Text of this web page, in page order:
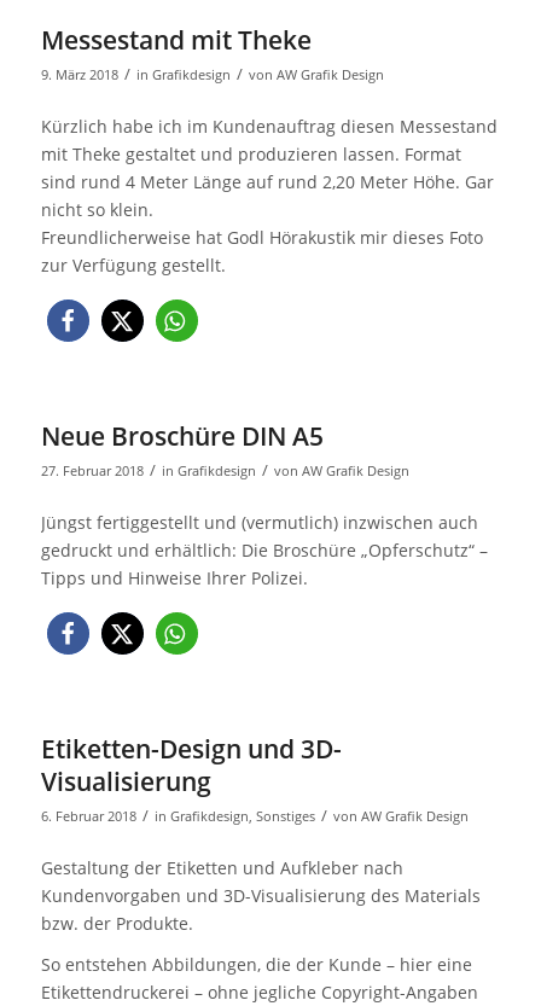
Messestand mit Theke
9. März 2018 / in Grafikdesign / von AW Grafik Design
Kürzlich habe ich im Kundenauftrag diesen Messestand
mit Theke gestaltet und produzieren lassen. Format
sind rund 4 Meter Länge auf rund 2,20 Meter Höhe. Gar
nicht so klein.
Freundlicherweise hat Godl Hörakustik mir dieses Foto
zur Verfügung gestellt.
Neue Broschüre DIN A5
27. Februar 2018 / in Grafikdesign / von AW Grafik Design
Jüngst fertiggestellt und (vermutlich) inzwischen auch
gedruckt und erhältlich: Die Broschüre „Opferschutz“ –
Tipps und Hinweise Ihrer Polizei.
Etiketten-Design und 3D-
Visualisierung
6. Februar 2018 / in Grafikdesign Sonstiges / von AW Grafik Design
Gestaltung der Etiketten und Aufkleber nach
Kundenvorgaben und 3D-Visualisierung des Materials
bzw. der Produkte.
So entstehen Abbildungen, die der Kunde – hier eine
Etikettendruckerei – ohne jegliche Copyright-Angaben